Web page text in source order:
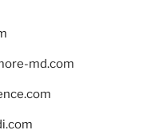
md.com